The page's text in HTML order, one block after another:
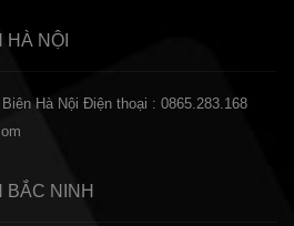
HÀ NỘI
Hà Nội Điện thoại : 0865.283.168
BẮC NINH